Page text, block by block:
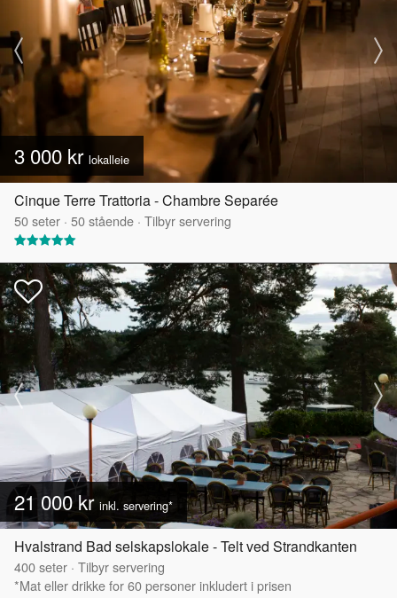
3 000 kr lokalleie
Cinque Terre Trattoria - Chambre Separée
50seter · 50stående · Tilbyr servering
21 000 kr inkl. servering*
Hvalstrand Bad selskapslokale - Telt ved Strandkanten
400seter · Tilbyr servering
*Mat eller drikke for 60 personer inkludert i prisen